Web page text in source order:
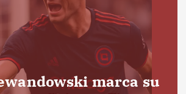
marca su